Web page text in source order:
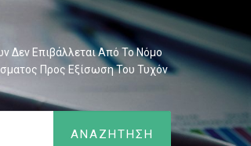
Δεν Επιβάλλεται Από Το Νόμο
Προς Εξίσωση Του Τυχόν